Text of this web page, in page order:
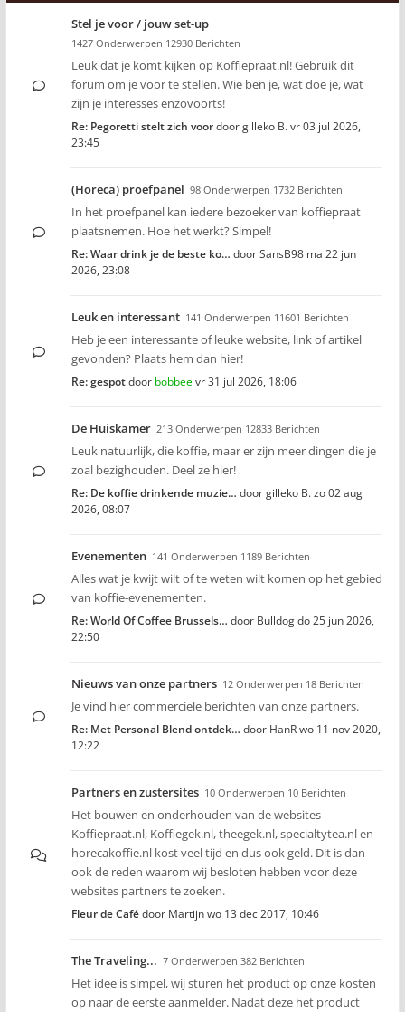
Stel je voor / jouw set-up
1427 Onderwerpen 12930 Berichten
Leuk dat je komt kijken op Koffiepraat.nl! Gebruik dit
forum om je voor te stellen. Wie ben je, wat doe je, wat
zijn je interesses enzovoorts!
Re: Pegoretti stelt zich voordoorgilleko B.vr 03 jul 2026,
23:45
(Horeca) proefpanel 98 Onderwerpen 1732 Berichten
In het proefpanel kan iedere bezoeker van koffiepraat
plaatsnemen. Hoe het werkt? Simpel!
Re: Waar drink je de beste ko… doorSansB98 ma 22 jun
2026, 23:08
Leuk en interessant 141 Onderwerpen 11601 Berichten
Heb je een interessante of leuke website, link of artikel
gevonden? Plaats hem dan hier!
Re: gespotdoor bobbeevr 31 jul 2026, 18:06
De Huiskamer 213 Onderwerpen 12833 Berichten
Leuk natuurlijk, die koffie, maar er zijn meer dingen die je
zoal bezighouden. Deel ze hier!
Re: De koffie drinkende muzie… doorgilleko B.zo 02 aug
2026, 08:07
Evenementen 141 Onderwerpen 1189 Berichten
Alles wat je kwijt wilt of te weten wilt komen op het gebied
van koffie-evenementen.
Re: World Of Coffee Brussels… door Bulldogdo 25 jun 2026,
22:50
Nieuws van onze partners 12 Onderwerpen 18 Berichten
Je vind hier commerciele berichten van onze partners.
Re: Met Personal Blend ontdek… door HanRwo 11 nov 2020,
12:22
Partners en zustersites 10 Onderwerpen 10 Berichten
Het bouwen en onderhouden van de websites
Koffiepraat.nl, Koffiegek.nl, theegek.nl, specialtytea.nl en
horecakoffie.nl kost veel tijd en dus ook geld. Dit is dan
ook de reden waarom wij besloten hebben voor deze
websites partners te zoeken.
Fleur de Cafédoor Martijnwo 13 dec 2017, 10:46
The Traveling... 7 Onderwerpen 382 Berichten
Het idee is simpel, wij sturen het product op onze kosten
op naar de eerste aanmelder. Nadat deze het product